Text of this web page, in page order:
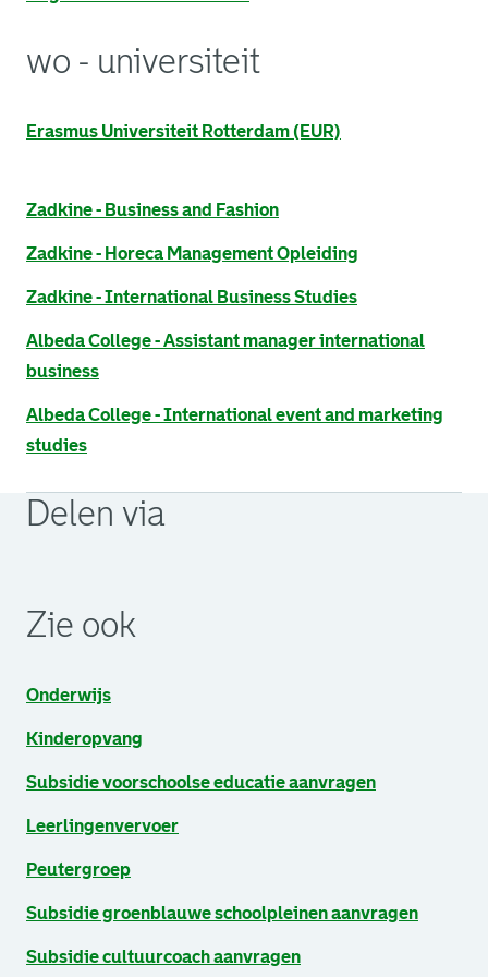
wo - universiteit
Erasmus Universiteit Rotterdam (EUR)
. Link opent een externe pagina in een nieuw
Zadkine - Business and Fashion
. Link opent een externe pagina in een nieuw
Zadkine - Horeca Management Opleiding
. Link opent een externe pagina in een nieuw
Zadkine - International Business Studies
. Link opent een externe pagina in een nieuw
Albeda College - Assistant manager international
business
. Link opent een externe pagina in een nieuw
Albeda College - International event and marketing
studies
. Link opent een externe pagina in een nieuw
Delen via
Zie ook
Onderwijs
Kinderopvang
Subsidie voorschoolse educatie aanvragen
Leerlingenvervoer
Peutergroep
Subsidie groenblauwe schoolpleinen aanvragen
Subsidie cultuurcoach aanvragen